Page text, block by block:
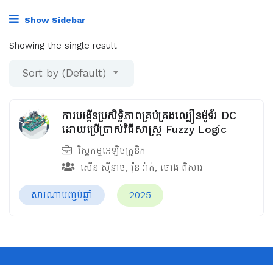
Show Sidebar
Showing the single result
Sort by (Default)
ការបង្កើនប្រសិទ្ធិភាពគ្រប់គ្រងល្បឿនម៉ូទ័រ DC
ដោយប្រើប្រាស់វិធីសាស្រ្ត Fuzzy Logic
វិស្វកម្មអេឡិចត្រូនិក
សើន ស៊ីនាថ, រ៉ុន រ៉ាត់, ថោង ពិសារ
សារណាបញ្ចប់ឆ្នាំ 2025